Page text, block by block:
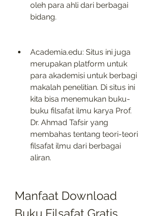
oleh para ahli dari berbagai
bidang.
Academia.edu: Situs ini juga
merupakan platform untuk
para akademisi untuk berbagi
makalah penelitian. Di situs ini
kita bisa menemukan buku-
buku filsafat ilmu karya Prof.
Dr. Ahmad Tafsir yang
membahas tentang teori-teori
filsafat ilmu dari berbagai
aliran.
Manfaat Download